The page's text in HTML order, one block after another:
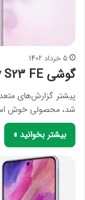
5 خرداد 1402
گوشی Galaxy S23 FE سامسونگ در نزدیکی معرفی
شد، محصولی خوش
بیشتر بخوانید »